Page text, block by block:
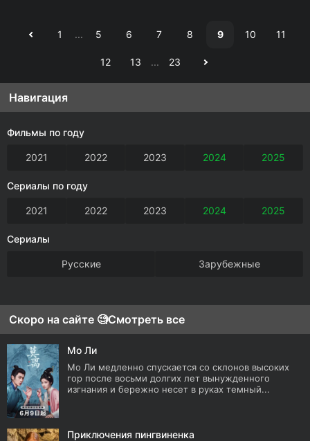
1 ... 5 6 7 8 9 10 11
12 13 ... 23
Навигация
Фильмы по году
2021 2022 2023 2024 2025
Сериалы по году
2021 2022 2023 2024 2025
Сериалы
Русские Зарубежные
Скоро на сайте 🧐Смотреть все
Мо Ли
Мо Ли медленно спускается со склонов высоких
гор после восьми долгих лет вынужденного
изгнания и бережно несет в руках темный...
Приключения пингвиненка